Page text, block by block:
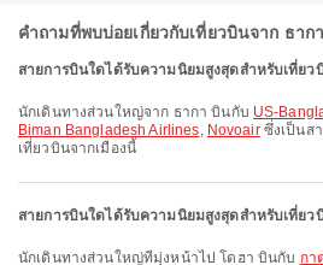
คำถามที่พบบ่อยเกี่ยวกับเที่ยวบินจาก ธาก
สายการบินใดได้รับความนิยมสูงสุดสำหรับเที่ยว
นักเดินทางส่วนใหญ่จาก ธากา บินกับ US-
Biman Bangladesh Airlines, Novoairซึ่งเป็นส
เที่ยวบินจากเมืองนี้
สายการบินใดได้รับความนิยมสูงสุดสำหรับเที่ยว
นักเดินทางส่วนใหญ่ที่มุ่งหน้าไป โดฮา บินกับ กา